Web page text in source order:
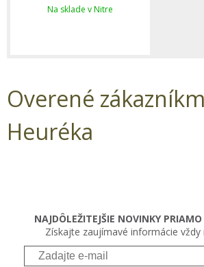
Na sklade v Nitre
Overené
Heuréka
NAJDÔLEŽITEJŠIE NOVINKY
Získajte zaujímavé informácie vždy